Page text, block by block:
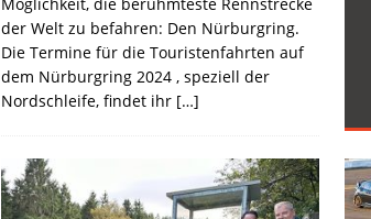
der Welt zu befahren: Den Nürburgring.
Die Termine für die Touristenfahrten auf
dem Nürburgring 2024 , speziell der
Nordschleife, findet ihr […]